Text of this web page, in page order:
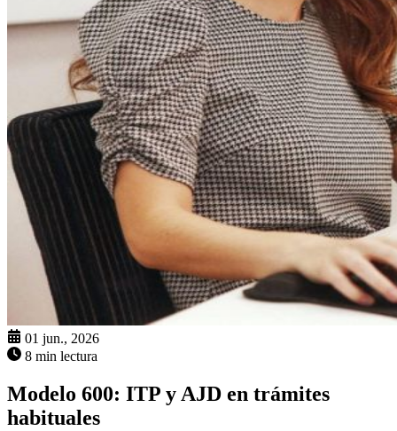
01 jun., 2026
8 min lectura
Modelo 600: ITP y AJD en trámites
habituales